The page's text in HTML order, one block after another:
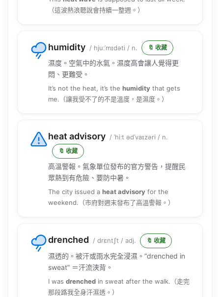
（這波熱浪聽說會持續一整週。）
humidity / hjuːˈmɪdəti / n. 🔖 收藏
濕度。空氣中的水氣。濕度高會讓人覺得更
悶、更難受。
It’s not the heat, it’s the humidity that gets
me.（讓我受不了的不是溫度，是濕度。）
heat advisory / ˈhiːt ədˈvaɪzəri / n.
🔖 收藏
高溫警報。氣象單位發布的官方警告，提醒民
眾熱到有危險、要防中暑。
The city issued a heat advisory for the
weekend.（市府對週末發布了高溫警報。）
drenched / drɛntʃt / adj. 🔖 收藏
濕透的。被汗或雨水完全浸濕。”drenched in
sweat” ＝汗流浹背。
I was drenched in sweat after the walk.（走完
那段路我全身汗濕透。）